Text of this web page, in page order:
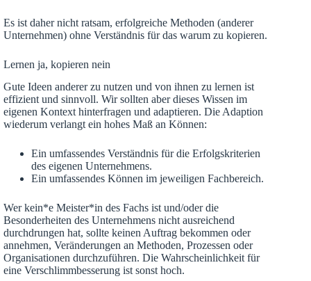
Es ist daher nicht ratsam, erfolgreiche Methoden (anderer
Unternehmen) ohne Verständnis für das warum zu kopieren.
Lernen ja, kopieren nein
Gute Ideen anderer zu nutzen und von ihnen zu lernen ist
effizient und sinnvoll. Wir sollten aber dieses Wissen im
eigenen Kontext hinterfragen und adaptieren. Die Adaption
wiederum verlangt ein hohes Maß an Können:
Ein umfassendes Verständnis für die Erfolgskriterien
des eigenen Unternehmens.
Ein umfassendes Können im jeweiligen Fachbereich.
Wer kein*e Meister*in des Fachs ist und/oder die
Besonderheiten des Unternehmens nicht ausreichend
durchdrungen hat, sollte keinen Auftrag bekommen oder
annehmen, Veränderungen an Methoden, Prozessen oder
Organisationen durchzuführen. Die Wahrscheinlichkeit für
eine Verschlimmbesserung ist sonst hoch.